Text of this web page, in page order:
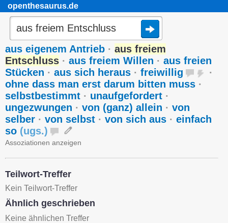
openthesaurus.de
aus eigenem Antrieb · aus freiem
Entschluss · aus freiem Willen · aus freien
Stücken · aus sich heraus · freiwillig
·
ohne dass man erst darum bitten muss ·
selbstbestimmt · unaufgefordert ·
ungezwungen · von (ganz) allein · von
selber · von selbst · von sich aus · einfach
so (ugs.)
Assoziationen anzeigen
Teilwort-Treffer
Kein Teilwort-Treffer
Ähnlich geschrieben
Keine ähnlichen Treffer